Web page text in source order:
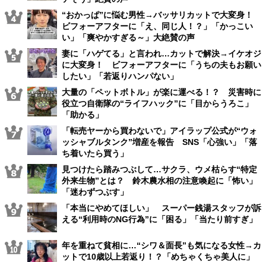
“おかっぱ”に悩む男性→バッサリカットで大変身！
ビフォーアフターに「え、同じ人！？」「かっこい
い」「爽やかすぎる～」大絶賛の声
妻に「ハゲてる」と言われ…カットで解決→イケオジ
に大変身！ ビフォーアフターに「うちの夫もお願い
したい」「若返りハンパない」
大量の「ペットボトル」が楽に運べる！？ 災害時に
役立つ自衛隊の“ライフハック”に「目からうろこ」
「助かる」
「転売ヤーから買わないで」アイラップ公式が“ウォ
ッシャブルタンク”増産を報告 SNS「心強い」「落
ち着いたら買う」
見つけたら踏みつぶして…サクラ、ウメ枯らす“特定
外来生物”とは？ 鈴木農水相の注意喚起に「怖い」
「迷わずつぶす」
「本当にやめてほしい」 スーパー銭湯スタッフが訴
える“利用時のNG行為”に「困る」「当たり前すぎ」
年を重ねて貧相に…“シワ＆面長”も気になる女性→カ
ットで10歳以上若返り！？「めちゃくちゃ美人に」